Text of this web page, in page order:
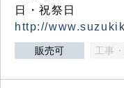
日・祝祭日
http://
販売可 工事